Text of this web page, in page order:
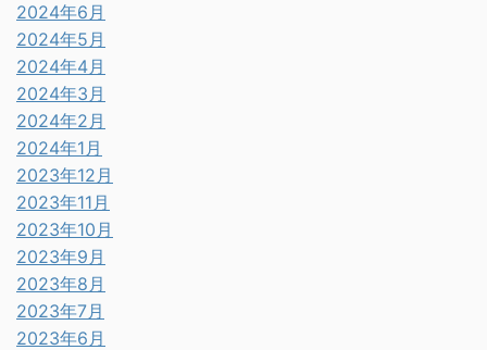
2024年6月
2024年5月
2024年4月
2024年3月
2024年2月
2024年1月
2023年12月
2023年11月
2023年10月
2023年9月
2023年8月
2023年7月
2023年6月